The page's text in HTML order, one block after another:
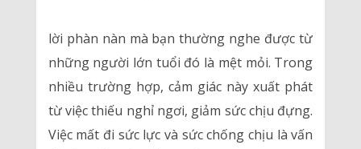
lời phàn nàn mà bạn thường nghe được từ
những người lớn tuổi đó là mệt mỏi. Trong
nhiều trường hợp, cảm giác này xuất phát
từ việc thiếu nghỉ ngơi, giảm sức chịu đựng.
Việc mất đi sức lực và sức chống chịu là vấn